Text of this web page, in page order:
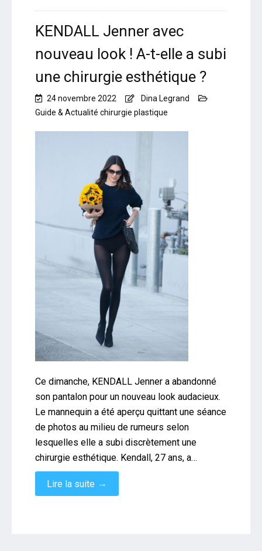
KENDALL Jenner avec
nouveau look ! A-t-elle a subi
une chirurgie esthétique ?
24 novembre 2022
Dina Legrand
Guide & Actualité chirurgie plastique
Ce dimanche, KENDALL Jenner a abandonné
son pantalon pour un nouveau look audacieux.
Le mannequin a été aperçu quittant une séance
de photos au milieu de rumeurs selon
lesquelles elle a subi discrètement une
chirurgie esthétique. Kendall, 27 ans, a…
Lire la suite →